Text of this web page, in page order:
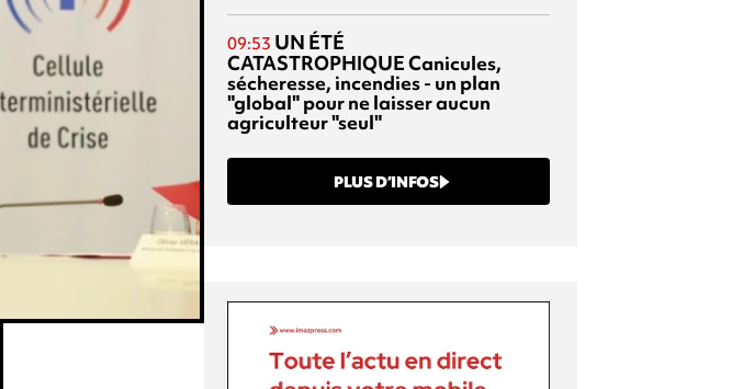
09:53 UN ÉTÉ
CATASTROPHIQUECanicules,
sécheresse, incendies - un plan
"global" pour ne laisser aucun
agriculteur "seul"
PLUS D’INFOS